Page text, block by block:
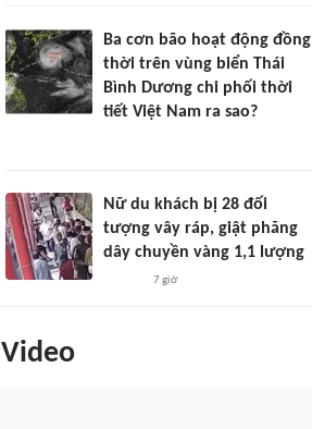
Ba cơn bão hoạt động đồng
thời trên vùng biển Thái
Bình Dương chi phối thời
tiết Việt Nam ra sao?
Nữ du khách bị 28 đối
tượng vây ráp, giật phăng
dây chuyền vàng 1,1 lượng
7 giờ
Video